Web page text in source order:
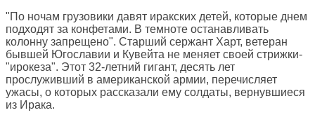
"По ночам грузовики давят иракских детей, которые днем
подходят за конфетами. В темноте останавливать
колонну запрещено". Старший сержант Харт, ветеран
бывшей Югославии и Кувейта не меняет своей стрижки-
"ирокеза". Этот 32-летний гигант, десять лет
прослуживший в американской армии, перечисляет
ужасы, о которых рассказали ему солдаты, вернувшиеся
из Ирака.